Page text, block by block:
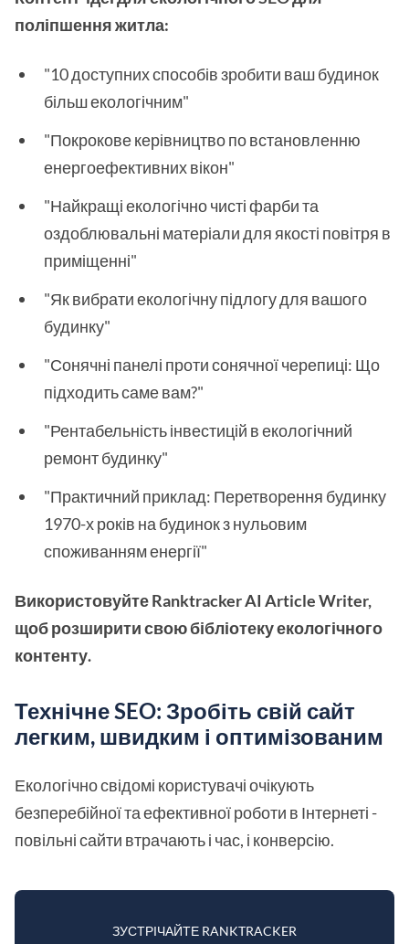
поліпшення житла:
"10 доступних способів зробити ваш будинок
більш екологічним"
"Покрокове керівництво по встановленню
енергоефективних вікон"
"Найкращі екологічно чисті фарби та
оздоблювальні матеріали для якості повітря в
приміщенні"
"Як вибрати екологічну підлогу для вашого
будинку"
"Сонячні панелі проти сонячної черепиці: Що
підходить саме вам?"
"Рентабельність інвестицій в екологічний
ремонт будинку"
"Практичний приклад: Перетворення будинку
1970-х років на будинок з нульовим
споживанням енергії"
Використовуйте Ranktracker AI Article Writer,
щоб розширити свою бібліотеку екологічного
контенту.
Технічне SEO: Зробіть свій сайт
легким, швидким і оптимізованим
Екологічно свідомі користувачі очікують
безперебійної та ефективної роботи в Інтернеті -
повільні сайти втрачають і час, і конверсію.
ЗУСТРІЧАЙТЕ RANKTRACKER